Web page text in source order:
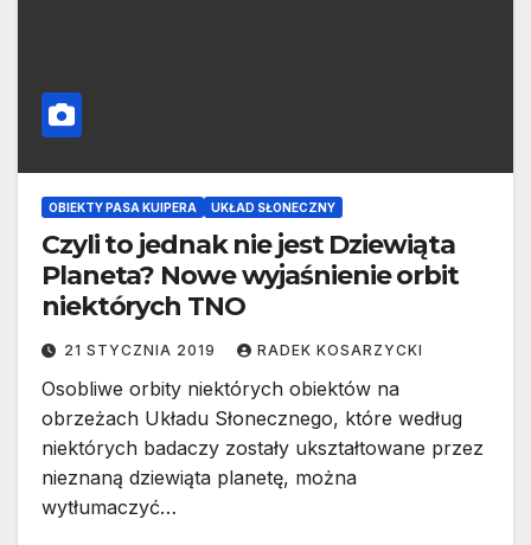
OBIEKTY PASA KUIPERA UKŁAD SŁONECZNY
Czyli to jednak nie jest Dziewiąta
Planeta? Nowe wyjaśnienie orbit
niektórych TNO
21 STYCZNIA 2019 RADEK KOSARZYCKI
Osobliwe orbity niektórych obiektów na
obrzeżach Układu Słonecznego, które według
niektórych badaczy zostały ukształtowane przez
nieznaną dziewiąta planetę, można
wytłumaczyć…